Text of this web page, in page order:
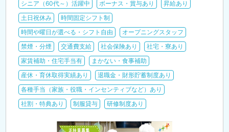
シニア（60代～）活躍中
ボーナス・賞与あり
昇給あり
土日祝休み
時間固定シフト制
時間や曜日が選べる・シフト自由
オープニングスタッフ
禁煙・分煙
交通費支給 社会保険あり
社宅・寮あり
家賃補助・住宅手当有
まかない・食事補助
産休・育休取得実績あり
退職金・財形貯蓄制度あり
各種手当（家族・役職・インセンティブなど）あり
社割・特典あり
制服貸与 研修制度あり